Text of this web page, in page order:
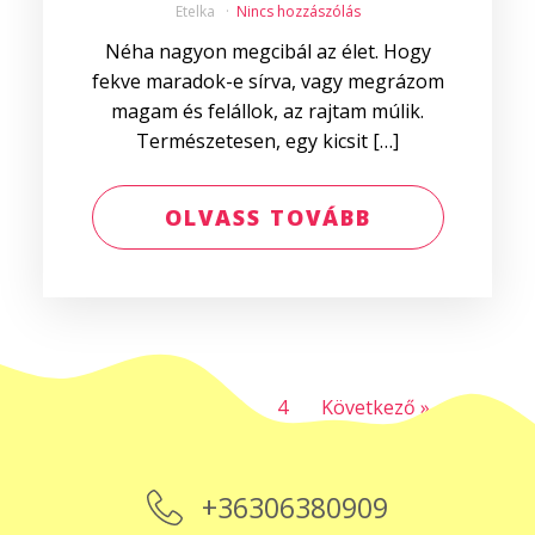
Etelka Nincs hozzászólás
Néha nagyon megcibál az élet. Hogy
fekve maradok-e sírva, vagy megrázom
magam és felállok, az rajtam múlik.
Természetesen, egy kicsit […]
OLVASS TOVÁBB
3 4 Következő »
+36306380909